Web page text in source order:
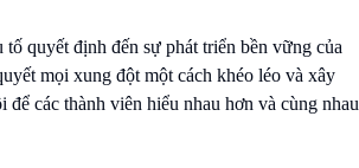
quyết định đến sự phát triển bền vững của
mọi xung đột một cách khéo léo và xây
các thành viên hiểu nhau hơn và cùng nhau